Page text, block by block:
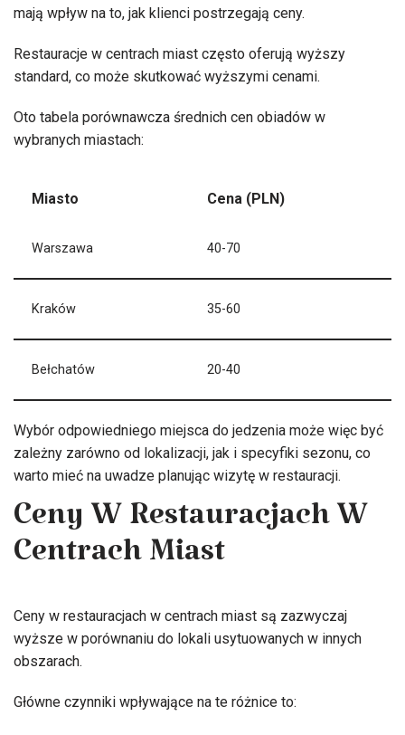
mają wpływ na to, jak klienci postrzegają ceny.
Restauracje w centrach miast często oferują wyższy
standard, co może skutkować wyższymi cenami.
Oto tabela porównawcza średnich cen obiadów w
wybranych miastach:
Miasto Cena (PLN)
Warszawa 40-70
Kraków 35-60
Bełchatów 20-40
Wybór odpowiedniego miejsca do jedzenia może więc być
zależny zarówno od lokalizacji, jak i specyfiki sezonu, co
warto mieć na uwadze planując wizytę w restauracji.
Ceny W Restauracjach W
Centrach Miast
Ceny w restauracjach w centrach miast są zazwyczaj
wyższe w porównaniu do lokali usytuowanych w innych
obszarach.
Główne czynniki wpływające na te różnice to: